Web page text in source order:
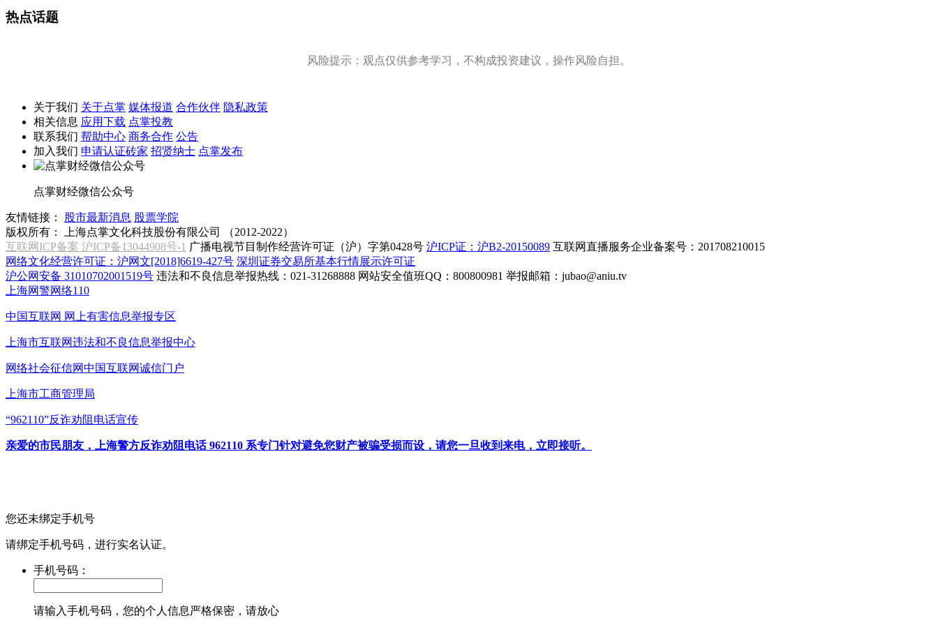
热点话题
风险提示：观点仅供参考学习，不构成投资建议，操作风险自担。
关于我们 关于点掌 媒体报道 合作伙伴 隐私政策
相关信息 应用下载 点掌投教
联系我们 帮助中心 商务合作 公告
加入我们 申请认证砖家 招贤纳士 点掌发布
点掌财经微信公众号
友情链接： 股市最新消息 股票学院
版权所有：
上海点掌文化科技股份有限公司 （2012-2022）
互联网ICP备案 沪ICP备13044908号-1 广播电视节目制作经营许可证（沪）字第0428号 沪ICP证：沪B2-20150089 互联网直播服务企业备案号：201708210015
网络文化经营许可证：沪网文[2018]6619-427号 深圳证券交易所基本行情展示许可证
沪公网安备 31010702001519号 违法和不良信息举报热线：021-31268888 网站安全值班QQ：800800981 举报邮箱： jubao@aniu.tv
上海网警网络110
中国互联网 网上有害信息举报专区
上海市互联网违法和不良信息举报中心
网络社会征信网中国互联网诚信门户
上海市工商管理局
“962110”反诈劝阻电话宣传
亲爱的市民朋友，上海警方反诈劝阻电话 962110 系专门针对避免您财产被骗受损而设，请您一旦收到来电，立即接听。
您还未绑定手机号
请绑定手机号码，进行实名认证。
手机号码：
请输入手机号码，您的个人信息严格保密，请放心